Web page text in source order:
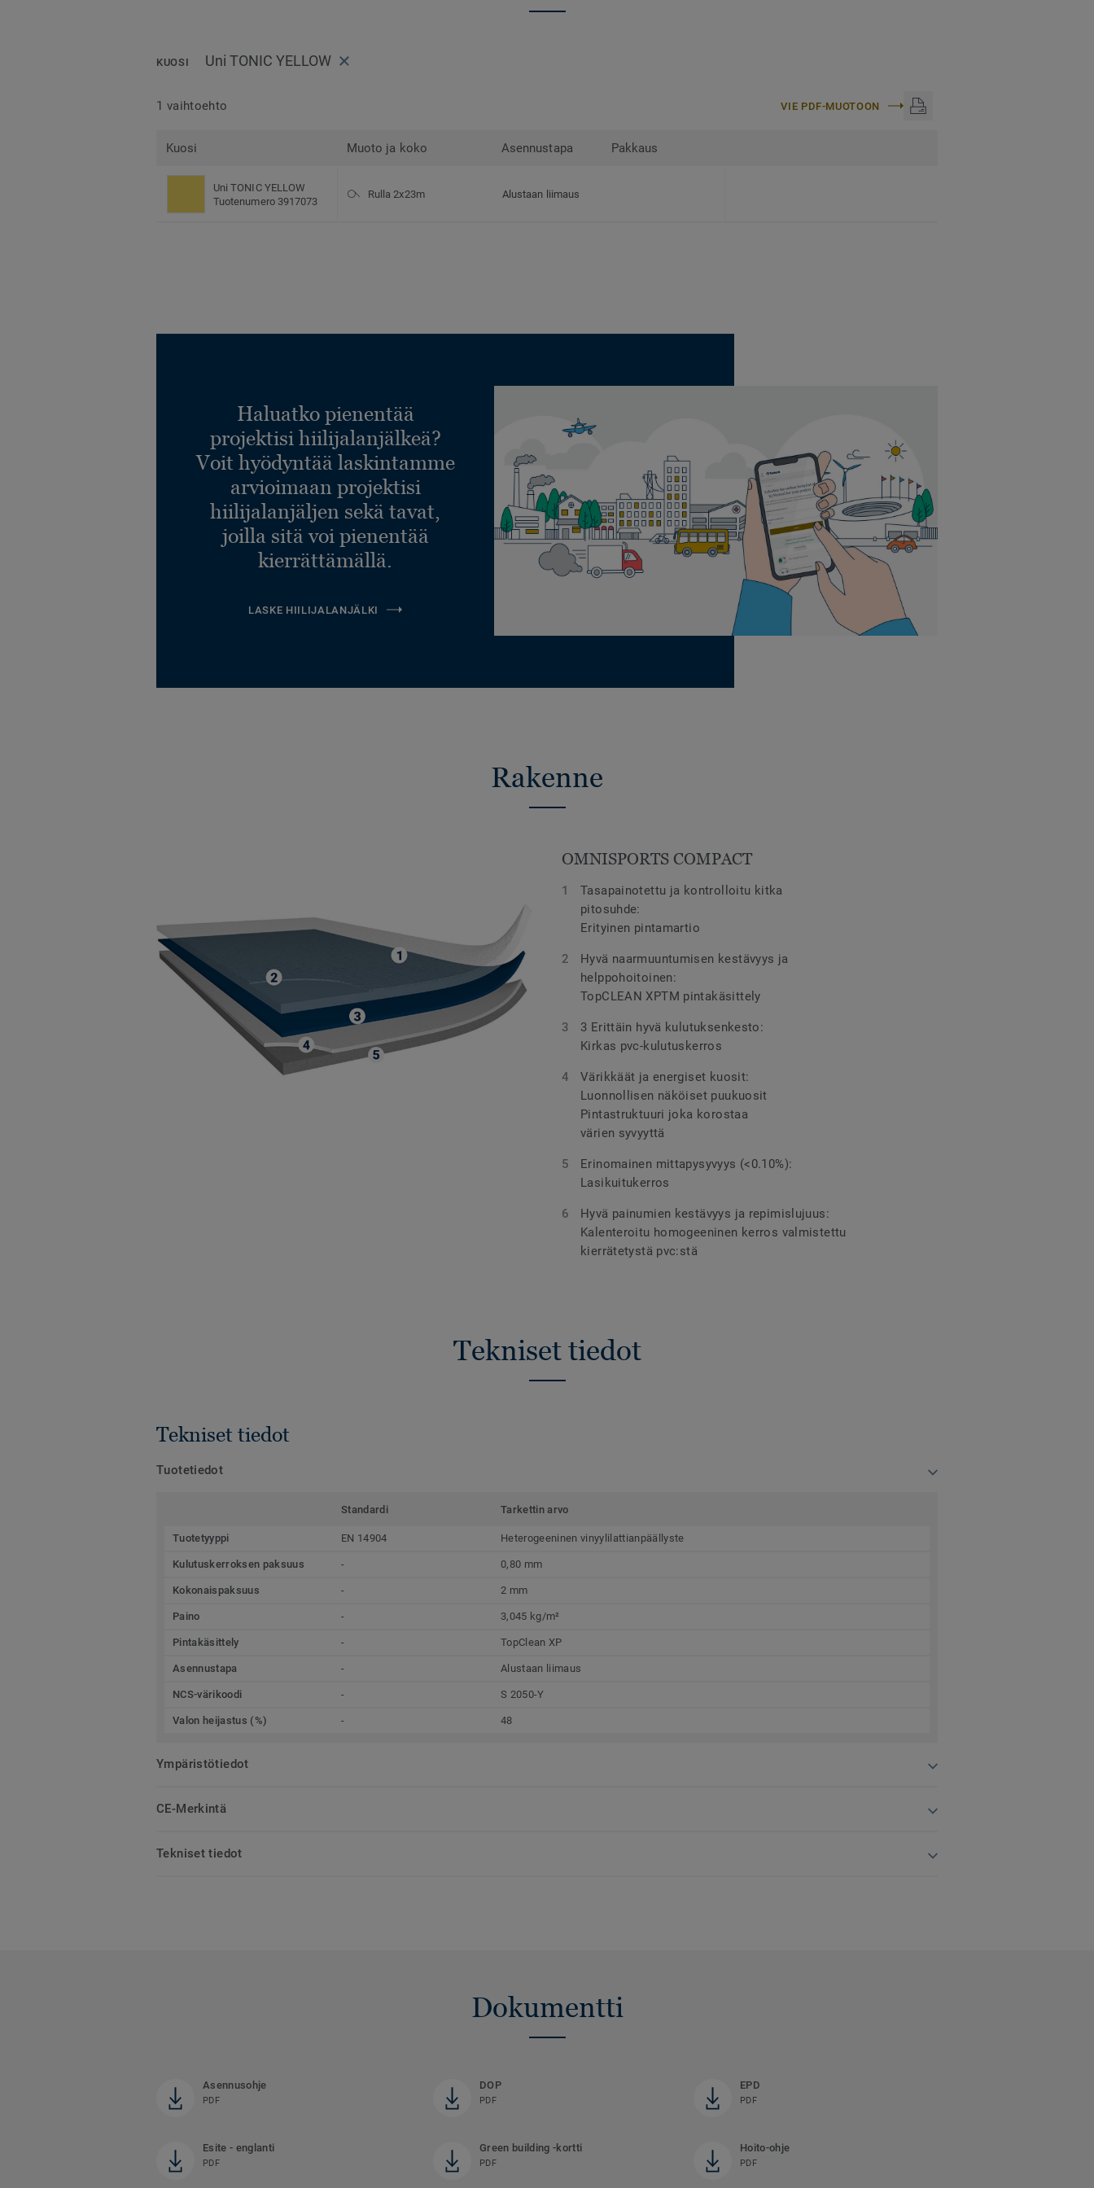
KUOSI Uni TONIC YELLOW
1 vaihtoehto VIE PDF-MUOTOON
Kuosi Muoto ja koko Asennustapa Pakkaus
Uni TONIC YELLOW
Tuotenumero 3917073
Rulla 2x23m Alustaan liimaus
Haluatko pienentää
projektisi hiilijalanjälkeä?
Voit hyödyntää laskintamme
arvioimaan projektisi
hiilijalanjäljen sekä tavat,
joilla sitä voi pienentää
kierrättämällä.
LASKE HIILIJALANJÄLKI
Rakenne
OMNISPORTS COMPACT
Tasapainotettu ja kontrolloitu kitka
pitosuhde:
Erityinen pintamartio
Hyvä naarmuuntumisen kestävyys ja
helppohoitoinen:
TopCLEAN XPTM pintakäsittely
3 Erittäin hyvä kulutuksenkesto:
Kirkas pvc-kulutuskerros
Värikkäät ja energiset kuosit:
Luonnollisen näköiset puukuosit
Pintastruktuuri joka korostaa
värien syvyyttä
Erinomainen mittapysyvyys (<0.10%):
Lasikuitukerros
Hyvä painumien kestävyys ja repimislujuus:
Kalenteroitu homogeeninen kerros valmistettu
kierrätetystä pvc:stä
Tekniset tiedot
Tekniset tiedot
Tuotetiedot
Standardi Tarkettin arvo
Tuotetyyppi EN 14904 Heterogeeninen vinyylilattianpäällyste
Kulutuskerroksen paksuus - 0,80 mm
Kokonaispaksuus - 2 mm
Paino - 3,045 kg/m²
Pintakäsittely - TopClean XP
Asennustapa - Alustaan liimaus
NCS-värikoodi - S 2050-Y
Valon heijastus (%) - 48
Ympäristötiedot
CE-Merkintä
Tekniset tiedot
Dokumentti
Asennusohje
PDF
DOP
PDF
EPD
PDF
Esite - englanti
PDF
Green building -kortti
PDF
Hoito-ohje
PDF